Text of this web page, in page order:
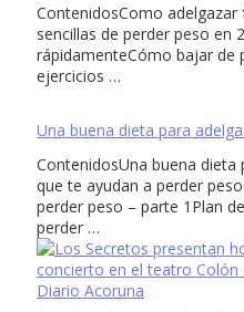
ContenidosComo
sencillas de perder peso en
rápidamenteCómo bajar de
ejercicios …
Una buena dieta para
ContenidosUna buena
que te ayudan a perder
perder peso – parte 1Plan
perder …